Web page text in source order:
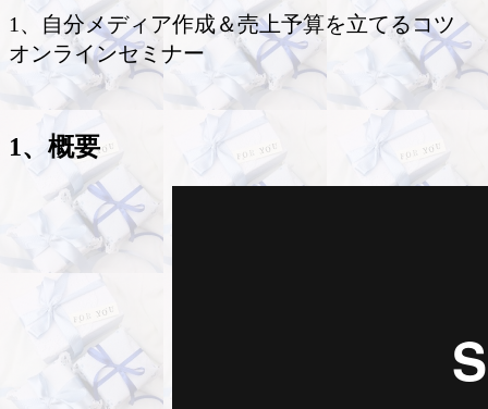
1、自分メディア作成＆売上予算を立てるコツ
オンラインセミナー
1、概要